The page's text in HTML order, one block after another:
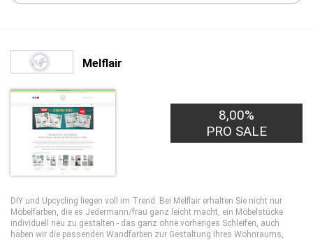
Melflair
8,00%
PRO SALE
DIY und Upcycling liegen voll im Trend. Bei Melflair erhalten Sie nicht nur
Möbelfarben, die es Jedermann/frau ganz leicht macht, ein Möbelstücke
individuell neu zu gestalten - das ganz ohne vorheriges Schleifen, auch
haben wir die passenden Wandfarben zur Gestaltung Ihres Wohnraums,